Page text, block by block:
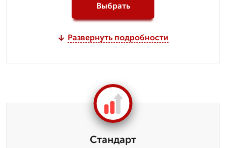
Выбрать
Развернуть подробности
Стандарт